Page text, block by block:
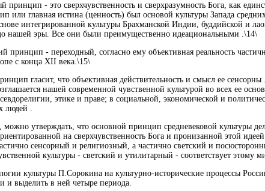
принцип - это сверхчувственность и сверхразумность Бога, как
или главная истина (ценность) был основой культуры Запада
интегрированной культуры Брахманской Индии, буддийской и
нашей эры. Все они были преимущественно идеациональными .\14\
принцип - переходный, согласно ему объективная реальность
с конца XII века.\15\
гласит, что объективная действительность и смысл ее
нашей современной чувственной культурой во всех ее
этике и праве; в социальной, экономической и
людей .
утверждать, что основной принцип средневековой культуры
на сверхчувственность Бога и пронизанной этой
сенсорный и религиозный, а частично светский и
культуры - светский и утилитарный - соответствует этому
культуры П.Сорокина на культурно-исторические процессы
и выделить в ней четыре периода.